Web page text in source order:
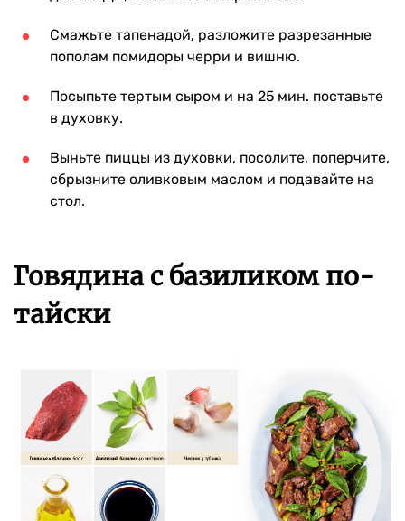
Смажьте тапенадой, разложите разрезанные
пополам помидоры черри и вишню.
Посыпьте тертым сыром и на 25 мин. поставьте
в духовку.
Выньте пиццы из духовки, посолите, поперчите,
сбрызните оливковым маслом и подавайте на
стол.
Говядина с базиликом по-
тайски